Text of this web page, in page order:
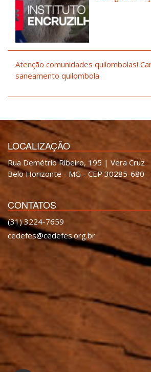
Atenção comunidades quilombolas!
saneamento quilombola
LOCALIZAÇÃO
Rua Demétrio Ribeiro, 195 | Vera Cruz
Belo Horizonte - MG - CEP 30285-680
CONTATOS
(31) 3224-7659
cedefes@cedefes.org.br